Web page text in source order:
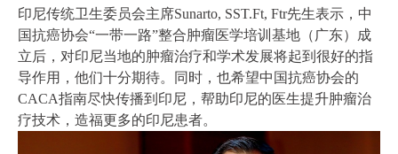
印尼传统卫生委员会主席Sunarto, SST.Ft, Ftr先生表示，中
国抗癌协会“一带一路”整合肿瘤医学培训基地（广东）成
立后，对印尼当地的肿瘤治疗和学术发展将起到很好的指
导作用，他们十分期待。同时，也希望中国抗癌协会的
CACA指南尽快传播到印尼，帮助印尼的医生提升肿瘤治
疗技术，造福更多的印尼患者。